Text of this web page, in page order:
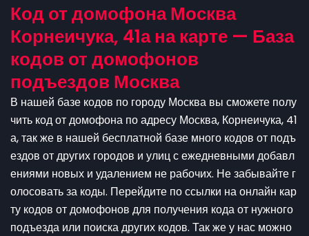
Код от домофона Москва
Корнеичука, 41а на карте — База
кодов от домофонов
подъездов Москва
В нашей базе кодов по городу Москва вы сможете полу
чить код от домофона по адресу Москва, Корнеичука, 41
а, так же в нашей бесплатной базе много кодов от подъ
ездов от других городов и улиц с ежедневными добавл
ениями новых и удалением не рабочих. Не забывайте г
олосовать за коды. Перейдите по ссылки на онлайн кар
ту кодов от домофонов для получения кода от нужного
подъезда или поиска других кодов. Так же у нас можно